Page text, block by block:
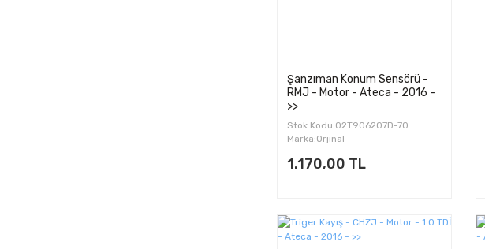
Şanzıman Konum Sensörü -
RMJ - Motor - Ateca - 2016 -
>>
Stok Kodu:02T906207D-70
Marka:Orjinal
1.170,00 TL